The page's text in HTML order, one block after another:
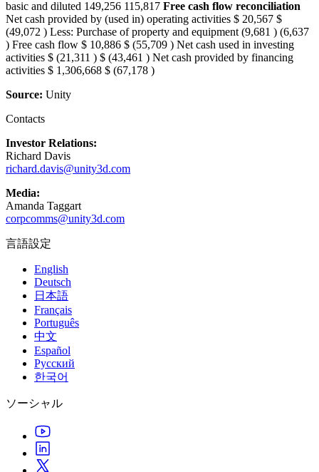
basic and diluted 149,256 115,817 Free cash flow reconciliation
Net cash provided by (used in) operating activities $ 20,567 $
(49,072 ) Less: Purchase of property and equipment (9,681 ) (6,637
) Free cash flow $ 10,886 $ (55,709 ) Net cash used in investing
activities $ (21,311 ) $ (43,461 ) Net cash provided by financing
activities $ 1,306,668 $ (67,178 )
Source: Unity
Contacts
Investor Relations:
Richard Davis
richard.davis@unity3d.com
Media:
Amanda Taggart
corpcomms@unity3d.com
言語設定
English
Deutsch
日本語
Français
Português
中文
Español
Русский
한국어
ソーシャル